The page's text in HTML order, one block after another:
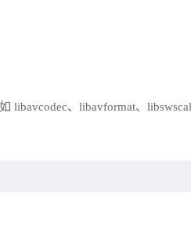
libavcodec、libavformat、